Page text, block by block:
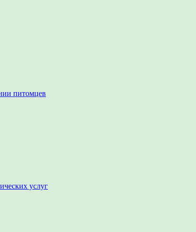
питомцев
услуг